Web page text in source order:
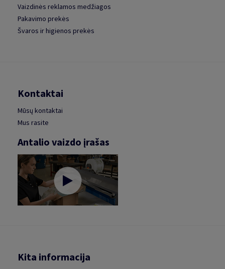
Vaizdinės reklamos medžiagos
Pakavimo prekės
Švaros ir higienos prekės
Kontaktai
Mūsų kontaktai
Mus rasite
Antalio vaizdo įrašas
Kita informacija